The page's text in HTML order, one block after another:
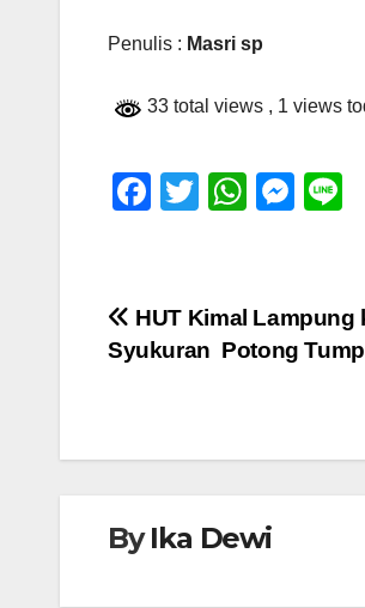
Penulis : Masri sp
33 total views , 1 views
F
e
b
k
T
er
W
s
A
M
e
n
Navigasi
pos
HUT Kimal Lampung
Syukuran Potong
ByIka Dewi